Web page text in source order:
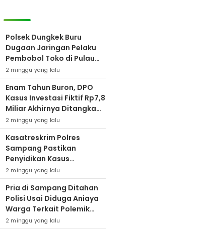
Polsek Dungkek Buru
Dugaan Jaringan Pelaku
Pembobol Toko di Pulau
Gili Iyang
2 minggu yang lalu
Enam Tahun Buron, DPO
Kasus Investasi Fiktif Rp7,8
Miliar Akhirnya Ditangkap
Polres Pamekasan
2 minggu yang lalu
Kasatreskrim Polres
Sampang Pastikan
Penyidikan Kasus
Rudapaksa Anak Berjalan
Sesuai Fakta Hukum
2 minggu yang lalu
Pria di Sampang Ditahan
Polisi Usai Diduga Aniaya
Warga Terkait Polemik
Bansos
2 minggu yang lalu